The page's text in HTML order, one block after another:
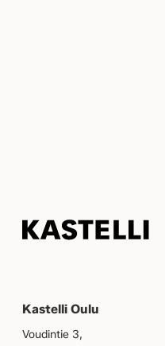
Kastelli Oulu
Voudintie 3,